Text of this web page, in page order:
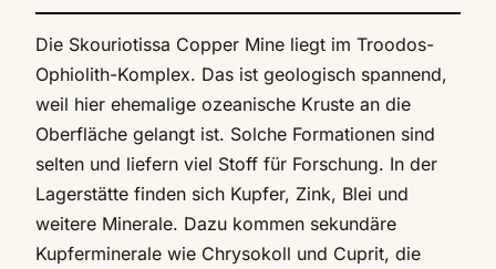
Die Skouriotissa Copper Mine liegt im Troodos-
Ophiolith-Komplex. Das ist geologisch spannend,
weil hier ehemalige ozeanische Kruste an die
Oberfläche gelangt ist. Solche Formationen sind
selten und liefern viel Stoff für Forschung. In der
Lagerstätte finden sich Kupfer, Zink, Blei und
weitere Minerale. Dazu kommen sekundäre
Kupferminerale wie Chrysokoll und Cuprit, die